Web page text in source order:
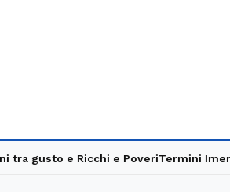
e Ricchi e Poveri Termini Imerese,